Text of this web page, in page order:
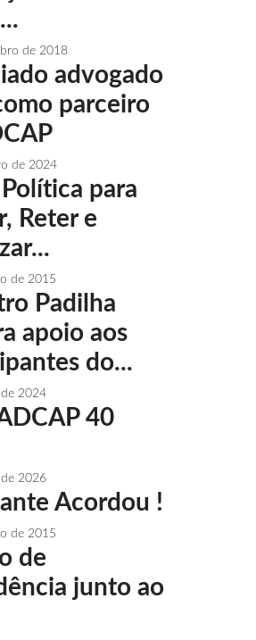
de 2018
advogado
parceiro
de 2024
para
Reter e
de 2015
Padilha
apoio aos
do...
2024
40
2026
Acordou !
de 2015
de
junto ao